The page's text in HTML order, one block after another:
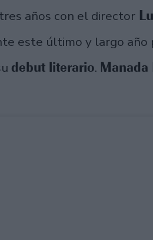
años con el director
este último y largo año
debut literario. Manada